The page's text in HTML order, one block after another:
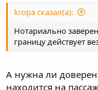
kropa сказал(а):
Нотариально
границу действует
А нужна ли
находится на